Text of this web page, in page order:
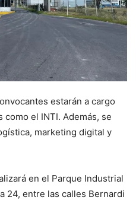
estarán a cargo
el INTI. Además, se
marketing digital y
en el Parque Industrial
24, entre las calles Bernardi